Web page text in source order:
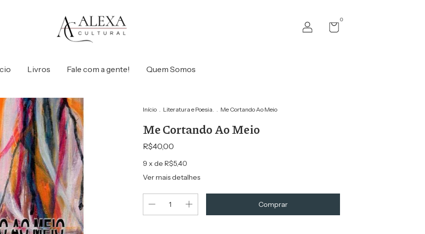
0
Livros Fale com a gente! Quem Somos
Início . Literatura e Poesia. . Me Cortando Ao Meio
Me Cortando Ao Meio
R$40,00
9 x de R$5,40
Ver mais detalhes